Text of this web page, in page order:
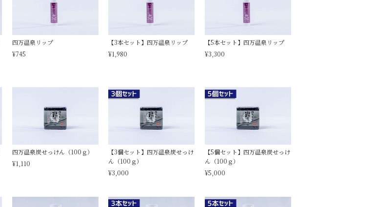
四万温泉リップ
¥745
【3本セット】四万温泉リップ
¥1,980
【5本セット】四万温泉リップ
¥3,300
四万温泉炭せっけん（100ｇ）
¥1,110
【3個セット】四万温泉炭せっけ
ん（100ｇ）
¥3,000
【5個セット】四万温泉炭せっけ
ん（100ｇ）
¥5,000